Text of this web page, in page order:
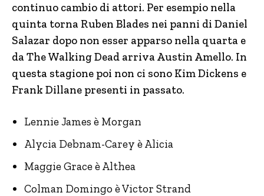
continuo cambio di attori. Per esempio nella
quinta torna Ruben Blades nei panni di Daniel
Salazar dopo non esser apparso nella quarta e
da The Walking Dead arriva Austin Amello. In
questa stagione poi non ci sono Kim Dickens e
Frank Dillane presenti in passato.
Lennie James è Morgan
Alycia Debnam-Carey è Alicia
Maggie Grace è Althea
Colman Domingo è Victor Strand